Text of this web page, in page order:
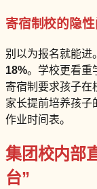
寄宿制校的隐
别以为报名就能进
18%。学校更看重
寄宿制要求孩子在
家长提前培养孩子
作业时间表。
集团校内部
台”